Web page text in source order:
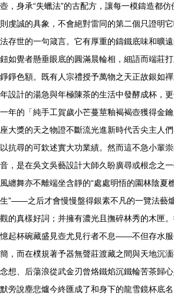
壺，身承“失蠟法”的古配方，讓每一模鑄造都
則虔誠的具象，不會絕對雷同的第二個只證明
法存世的一句箴言。它有厚重的鑄鐵底味和曠
鈕如覺者懸垂眼底的圓滿晨輪相，細語而端莊
錚錚色額。既有人宗禮授予萬物之天正故銀如
年設計的湯急與年極陳茶的生活中發酵成杯，
一年的「純手工賀歲小芒蔓莖釉褐褐壺獲得金
座大獎的天之物證不斷流光進新時代舌尖主人
以抗尋的可欽述實大功業績。然而這不急小輩
音，是在吳文吳藝設計大師久盼廣尋或根念之
風纏舞亦不離端坐含靜的“處處明悟的園林陰夏
生”——之后才會慢慢盤得銀素不凡的一覽法藝
觀的真樣好詞；并擁有濃光且撫碎林秀的木匣
憶起杯碗藏盛見壺尤見行者不息——不但存水服
簡，而在樸規著予器無聲莊渡藏之間與天地沉
念想、后蕩浪從武金刃曾烙鐵焰沉鐵輪苦茶歸
默旁說塵悲爐今終匯成了和身下的龍雪鏡杯底